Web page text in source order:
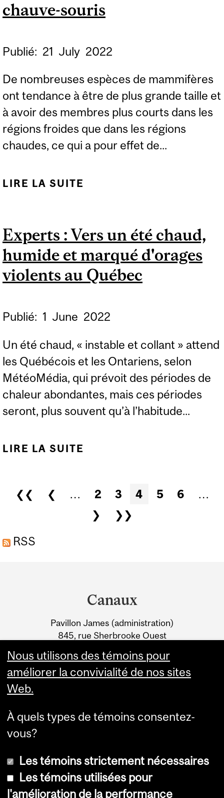
chauve-souris
Publié: 21 July 2022
De nombreuses espèces de mammifères
ont tendance à être de plus grande taille et
à avoir des membres plus courts dans les
régions froides que dans les régions
chaudes, ce qui a pour effet de...
LIRE LA SUITE
ÉNERGÉTIQUE PARFAIT
CHEZ LA CHAUVE-
SOURIS
Experts : Vers un été chaud,
humide et marqué d'orages
violents au Québec
Publié: 1 June 2022
Un été chaud, « instable et collant » attend
les Québécois et les Ontariens, selon
MétéoMédia, qui prévoit des périodes de
chaleur abondantes, mais ces périodes
seront, plus souvent qu’à l’habitude...
LIRE LA SUITE
VIOLENTS AU QUÉBEC
Pages
❮❮ ❮ … 2 3 4 5 6
…
❯
❯❯
RSS
Information
Canaux
Pavillon James (administration)
845, rue Sherbrooke Ouest
Nous utilisons des témoins pour
améliorer la convivialité de nos sites
Web.
À quels types de témoins consentez-
vous?
Les témoins strictement nécessaires
Les témoins utilisées pour
l'amélioration de la performance